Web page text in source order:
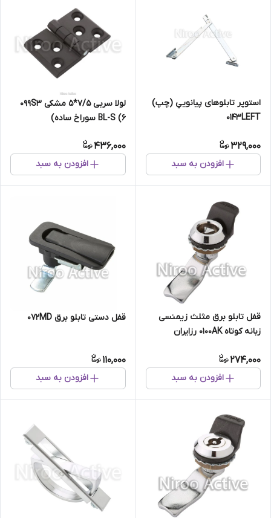
استوپر تابلوهای پيانويي (چپ)
۰۱۴۳LEFT
329,000
افزودن به سبد
لولا سربی ۷/۵*۵ مشکی ۰۹۹S۳
BL-S (۶ سوراخ ساده)
436,000
افزودن به سبد
قفل تابلو برق مثلث زیمنسی
زبانه کوتاه ۰۱۰۰AK رزایران
274,000
افزودن به سبد
قفل دستی تابلو برق ۰۷۲MD
110,000
افزودن به سبد